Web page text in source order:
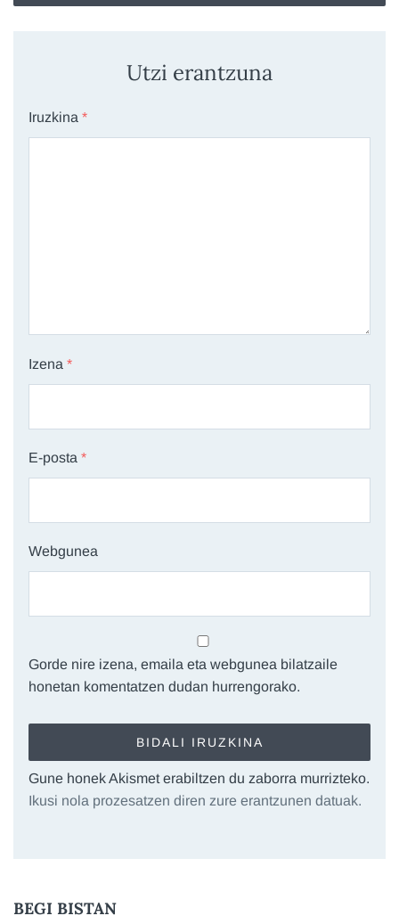
Utzi erantzuna
Iruzkina *
Izena *
E-posta *
Webgunea
Gorde nire izena, emaila eta webgunea bilatzaile
honetan komentatzen dudan hurrengorako.
Gune honek Akismet erabiltzen du zaborra murrizteko.
Ikusi nola prozesatzen diren zure erantzunen datuak.
BEGI BISTAN